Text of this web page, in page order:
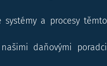
a procesy těmto
daňovými poradci